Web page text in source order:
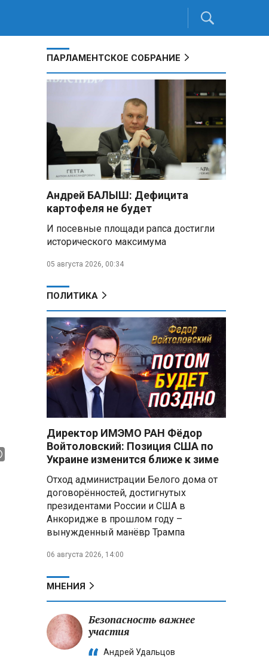
ПАРЛАМЕНТСКОЕ СОБРАНИЕ
Андрей БАЛЫШ: Дефицита
картофеля не будет
И посевные площади рапса достигли
исторического максимума
05 августа 2026, 00:34
ПОЛИТИКА
Директор ИМЭМО РАН Фёдор
Войтоловский: Позиция США по
Украине изменится ближе к зиме
Отход администрации Белого дома от
договорённостей, достигнутых
президентами России и США в
Анкоридже в прошлом году –
вынужденный манёвр Трампа
06 августа 2026, 14:00
МНЕНИЯ
Безопасность важнее
участия
Андрей Удальцов